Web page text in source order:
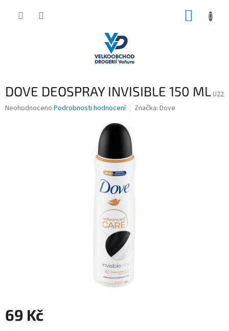
DOVE DEOSPRAY INVISIBLE 150 MLU22
Průměrné
Neohodnoceno Podrobnosti hodnocení Značka: Dove
69 Kč